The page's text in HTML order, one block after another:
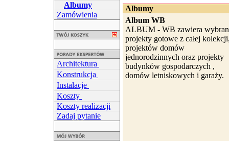
Albumy
Zamówienia
Architektura
Konstrukcja
Instalacje
Koszty
Koszty realizacji
Zadaj pytanie
Albumy
Album WB
ALBUM - WB zawiera
projekty gotowe z całej
projektów domów
jednorodzinnych oraz projekty
budynków gospodarczych ,
domów letniskowych i garaży.